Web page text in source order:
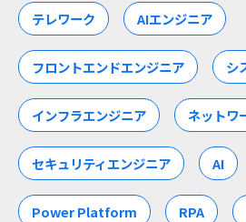
テレワーク AIエンジニア
フロントエンドエンジニア シ
インフラエンジニア ネットワ
セキュリティエンジニア AI
Power Platform RPA